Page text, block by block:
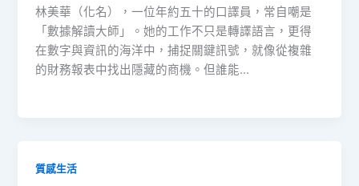
林美華（化名），一位年約五十的口譯員，常自嘲是
「數據解讀大師」。她的工作不只是轉譯語言，更得
在數字與資訊的海洋中，捕捉關鍵訊號，就像從複雜
的財務報表中找出隱藏的商機。但誰能…
質感生活